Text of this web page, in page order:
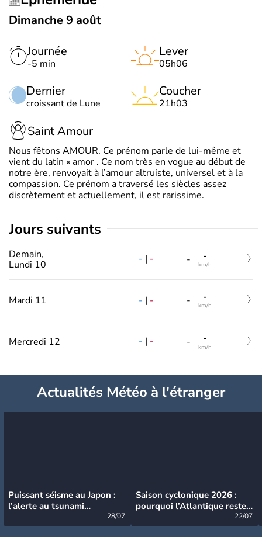
Dimanche 9 août
Journée
-5 min
Dernier
croissant de Lune
Lever
05h06
Coucher
21h03
Saint Amour
Nous fêtons AMOUR. Ce prénom parle de lui-même et
vient du latin « amor . Ce nom très en vogue au début de
notre ère, renvoyait à l’amour altruiste, universel et à la
compassion. Ce prénom a traversé les siècles assez
discrètement et actuellement, il est rarissime.
jours suivants
Demain,
Lundi 10
- | - - -
km/h
Mardi 11 - | - - -
km/h
Mercredi 12 - | - - -
km/h
Actualités Météo à l'étranger
Puissant séisme au Japon :
l’alerte au tsunami
28/07
Saison cyclonique 2026 :
pourquoi l’Atlantique reste
22/07